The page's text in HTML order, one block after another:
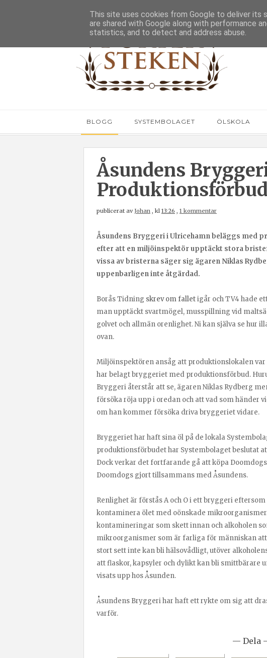
BLOGG SYSTEMBOLAGET ÖLSKOLA
Åsundens
Produktionsförbud
publicerat avJohan , kl 13:26 , 1 kommentar
Åsundens Bryggeri i Ulricehamn beläggs med
efter att en miljöinspektör upptäckt stora
vissa av bristerna säger sig ägaren Niklas
uppenbarligen inte åtgärdad.
Borås Tidning skrev om falletigår och TV4 hade
man upptäckt svartmögel, musspillning vid
golvet och allmän orenlighet. Ni kan själva se hur
ovan.
Miljöinspektören ansåg att produktionslokalen
har belagt bryggeriet med produktionsförbud.
Bryggeri återstår att se, ägaren Niklas Rydberg
försöka röja upp i oredan och att vad som händer
om han kommer försöka driva bryggeriet vidare.
Bryggeriet har haft sina öl på de lokala
produktionsförbudet har Systembolaget beslutat
Dock verkar det fortfarande gå att köpa
Doomdogs gjort tillsammans med Åsundens.
Renlighet är förstås A och O i ett bryggeri
kontaminera ölet med oönskade
kontamineringar som skett innan och alkoholen
mikroorganismer som är farliga för människan
stort sett inte kan bli hälsovådligt, utöver
att flaskor, kapsyler och dylikt kan bli smittbärare
visats upp hos Åsunden.
Åsundens Bryggeri har haft ett rykte om sig att
varför.
— Dela
This site uses cookies from Google to deliver its
are shared with Google along with performance
statistics, and to detect and address abuse.